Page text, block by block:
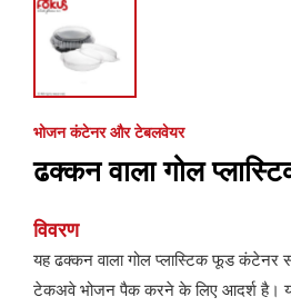
भोजन कंटेनर और टेबलवेयर
ढक्कन वाला गोल
विवरण
यह ढक्कन वाला गोल प्लास्टिक फूड
टेकअवे भोजन पैक करने के लिए आदर्श है।